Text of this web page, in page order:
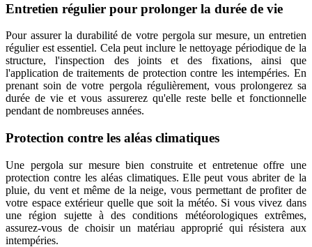
Entretien régulier pour prolonger la durée de vie
Pour assurer la durabilité de votre pergola sur mesure, un entretien
régulier est essentiel. Cela peut inclure le nettoyage périodique de la
structure, l'inspection des joints et des fixations, ainsi que
l'application de traitements de protection contre les intempéries. En
prenant soin de votre pergola régulièrement, vous prolongerez sa
durée de vie et vous assurerez qu'elle reste belle et fonctionnelle
pendant de nombreuses années.
Protection contre les aléas climatiques
Une pergola sur mesure bien construite et entretenue offre une
protection contre les aléas climatiques. Elle peut vous abriter de la
pluie, du vent et même de la neige, vous permettant de profiter de
votre espace extérieur quelle que soit la météo. Si vous vivez dans
une région sujette à des conditions météorologiques extrêmes,
assurez-vous de choisir un matériau approprié qui résistera aux
intempéries.